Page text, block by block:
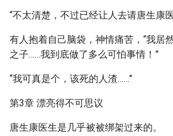
“不太清楚，不过已经让人去请唐生康
有人抱着自己脑袋，神情痛苦，“我居
之子……我到底做了多么可怕事情！”
“我可真是个，该死的人渣……”
第3章 漂亮得不可思议
唐生康医生是几乎被被绑架过来的。